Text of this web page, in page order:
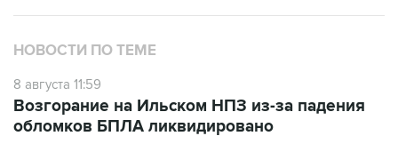
НОВОСТИ ПО ТЕМЕ
8 августа 11:59
Возгорание на Ильском НПЗ из-за падения
обломков БПЛА ликвидировано